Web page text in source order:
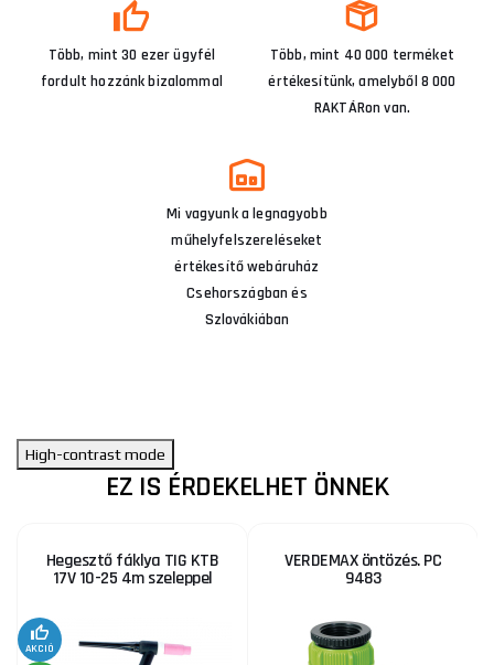
Több, mint 30 ezer ügyfél
fordult hozzánk bizalommal
Több, mint 40 000 terméket
értékesítünk, amelyből 8 000
RAKTÁRon van.
Mi vagyunk a legnagyobb
műhelyfelszereléseket
értékesítő webáruház
Csehországban és
Szlovákiában
High-contrast mode
EZ IS ÉRDEKELHET ÖNNEK
Hegesztő fáklya TIG KTB
17V 10-25 4m szeleppel
AKCIÓ
VERDEMAX öntözés. PC
9483